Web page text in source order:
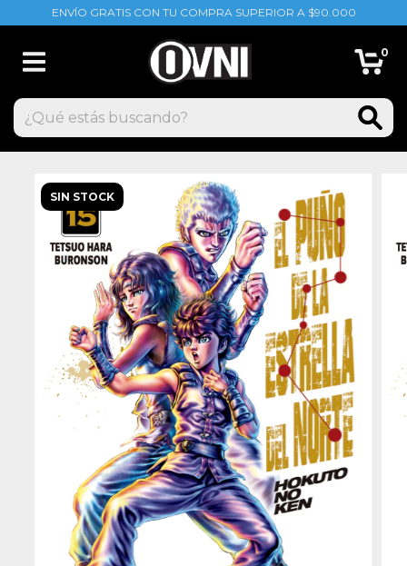
ENVÍO GRATIS CON TU COMPRA SUPERIOR A $90.000
0
SIN STOCK